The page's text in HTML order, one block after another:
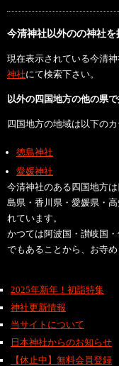
今清神社以外のの神社を
現在表示されている今清
神社にて検索下さい。
以外の四国地方の他の県
四国地方の地域は以下の
徳島神社
愛媛神社
今清神社のある四国地方
島県・香川県・愛媛県・
れています。
かつては阿波国・讃岐国
でもあることから、お寺
2025年新年！初詣特集
神社更新情報
当サイトについて
日本神社からのお知らせ
【休止中】無料会員登録